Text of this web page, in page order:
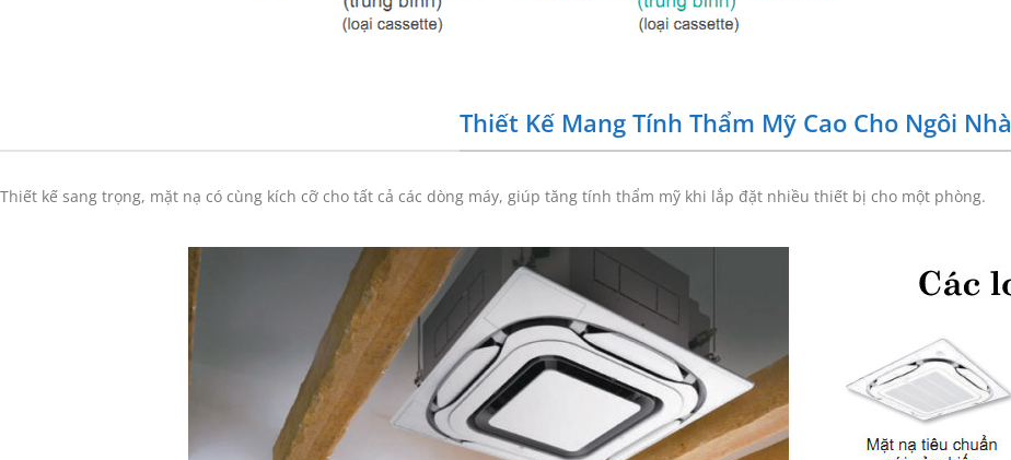
Thiết Kế Mang Tính Thẩm Mỹ Cao Cho Ngôi Nhà
Thiết kế sang trọng, mặt nạ có cùng kích cỡ cho tất cả các dòng máy, giúp tăng tính thẩm mỹ khi lắp đặt nhiều thiết bị cho một phòng.